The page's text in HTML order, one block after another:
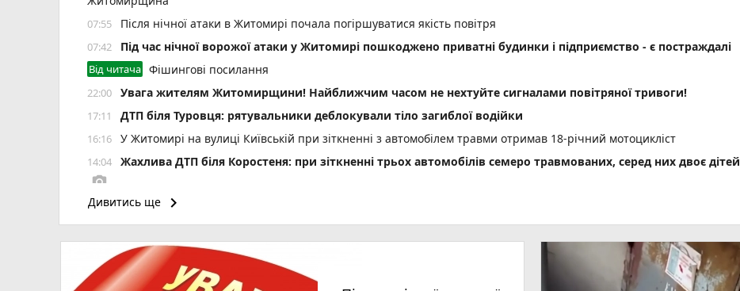
07:55 Після нічної атаки в Житомирі почала погіршуватися якість повітря
07:42 Під час нічної ворожої атаки у Житомирі пошкоджено приватні будинки і підприємство - є постраждалі
Від читача Фішингові посилання
22:00 Увага жителям Житомирщини! Найближчим часом не нехтуйте сигналами повітряної тривоги!
17:11 ДТП біля Туровця: рятувальники деблокували тіло загиблої водійки
16:16 У Житомирі на вулиці Київській при зіткненні з автомобілем травми отримав 18-річний мотоцикліст
14:04 Жахлива ДТП біля Коростеня: при зіткненні трьох автомобілів семеро травмованих, серед них двоє дітей
photo_camera
13:15 Пенсія може зрости більш ніж на 50%: як збільшити виплати
12:35 Штраф за неволодіння державною мовою: деталі нового законопроєкту
Борщівник: як уберегтися?
10:04 «Заміна» сім-картки обернулася кредитами: жителька Звягельщини потрапила на гачок шахраїв
Дивитись ще keyboard_arrow_right